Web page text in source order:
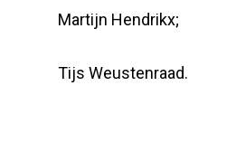
Martijn Hendrikx;
Tijs Weustenraad.